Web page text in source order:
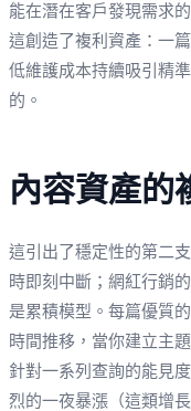
能在潛在客戶發現需求
這創造了複利資產：一
低維護成本持續吸引精
的。
內容資產的
這引出了穩定性的第二
時即刻中斷；網紅行銷
是累積模型。每篇優質
時間推移，當你建立主
針對一系列查詢的能見
烈的一夜暴漲（這類增